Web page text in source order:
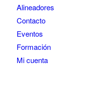
Alineadores
Contacto
Eventos
Formación
Mi cuenta